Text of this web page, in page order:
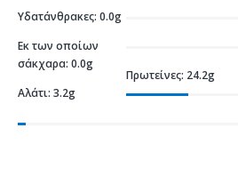
Υδατάνθρακες: 0.0g
Εκ των οποίων
σάκχαρα: 0.0g
Πρωτείνες: 24.2g
Αλάτι: 3.2g